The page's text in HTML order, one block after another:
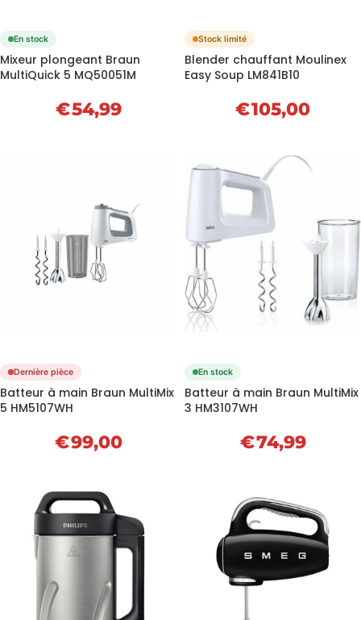
En stock
Mixeur plongeant Braun
MultiQuick 5 MQ50051M
€54,99
Stock limité
Blender chauffant Moulinex
Easy Soup LM841B10
€105,00
Dernière pièce
Batteur à main Braun MultiMix
5 HM5107WH
€99,00
En stock
Batteur à main Braun MultiMix
3 HM3107WH
€74,99